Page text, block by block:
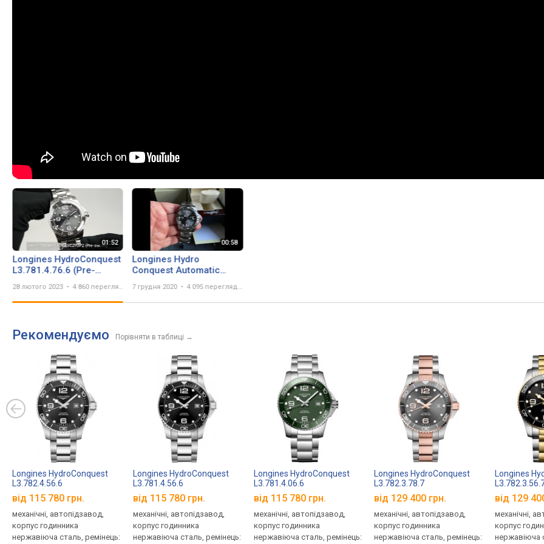
Longines HydroConquest
L3.781.4.76.6 (Pre-
28 лютого 2023 4 860 переглядів
Longines Hydro
Conquest Automatic
7 грудня 2020 4 095 переглядів
Рекомендуємо Порівняти в таблиці →
Longines HydroConquest
L3.782.4.56.6
від 115 780 грн.
механічні, автопідзавод,
корпус годинника
нержавіюча сталь, ремінець:
Longines HydroConquest
L3.781.4.56.6
від 115 780 грн.
механічні, автопідзавод,
корпус годинника
нержавіюча сталь, ремінець:
Longines HydroConquest
L3.781.4.06.6
від 115 780 грн.
механічні, автопідзавод,
корпус годинника
нержавіюча сталь, ремінець:
Longines HydroConquest
L3.782.3.78.7
від 129 400 грн.
механічні, автопідзавод,
корпус годинника
нержавіюча сталь, ремінець:
Longines
від 129
механічні,
корпус
нержавіюча